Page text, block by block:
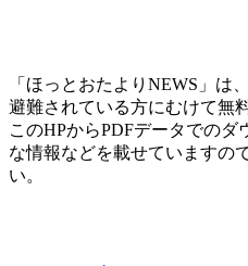
「ほっとおたよりNEWS」は
避難されている方にむけて無
このHPからPDFデータでのダ
な情報などを載せていますの
い。